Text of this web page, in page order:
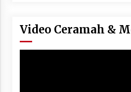
Video Ceramah &